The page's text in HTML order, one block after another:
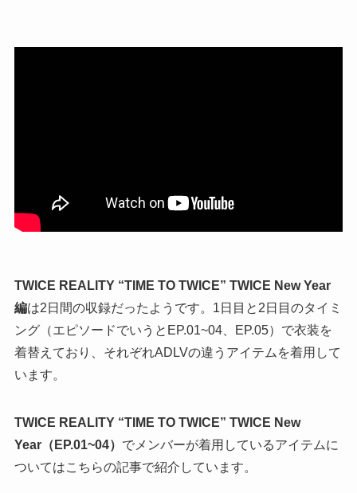
TWICE REALITY “TIME TO TWICE” TWICE New Year
編は2日間の収録だったようです。1日目と2日目のタイミ
ング（エピソードでいうとEP.01~04、EP.05）で衣装を
着替えており、それぞれADLVの違うアイテムを着用して
います。
TWICE REALITY “TIME TO TWICE” TWICE New
Year（EP.01~04） でメンバーが着用しているアイテムに
ついてはこちらの記事で紹介しています。